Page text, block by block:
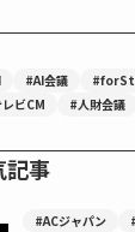
#AI会議
ビCM
#人財会議
記事
#ACジャパン